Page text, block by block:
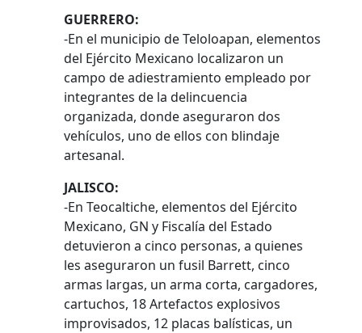
GUERRERO:
-En el municipio de Teloloapan, elementos
del Ejército Mexicano localizaron un
campo de adiestramiento empleado por
integrantes de la delincuencia
organizada, donde aseguraron dos
vehículos, uno de ellos con blindaje
artesanal.
JALISCO:
-En Teocaltiche, elementos del Ejército
Mexicano, GN y Fiscalía del Estado
detuvieron a cinco personas, a quienes
les aseguraron un fusil Barrett, cinco
armas largas, un arma corta, cargadores,
cartuchos, 18 Artefactos explosivos
improvisados, 12 placas balísticas, un